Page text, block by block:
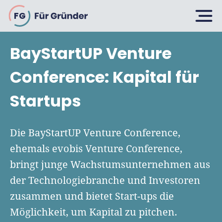
FG
Planen
Selbstständig machen
Bin ich ein Gründer?
Geschäftsmodell entwickeln
Businessplan schreiben
Businessplan-Vorlage & Muster
Firma gründen: 10 Tipps
Rechtsform wählen
UG gründen
GmbH gründen
Wachsen
6 Tipps zum Start
Finanzieren
BayStartUP Venture
Conference: Kapital für
Startups
Die BayStartUP Venture Conference,
ehemals evobis Venture Conference,
bringt junge Wachstumsunternehmen aus
der Technologiebranche und Investoren
zusammen und bietet Start-ups die
Möglichkeit, um Kapital zu pitchen.